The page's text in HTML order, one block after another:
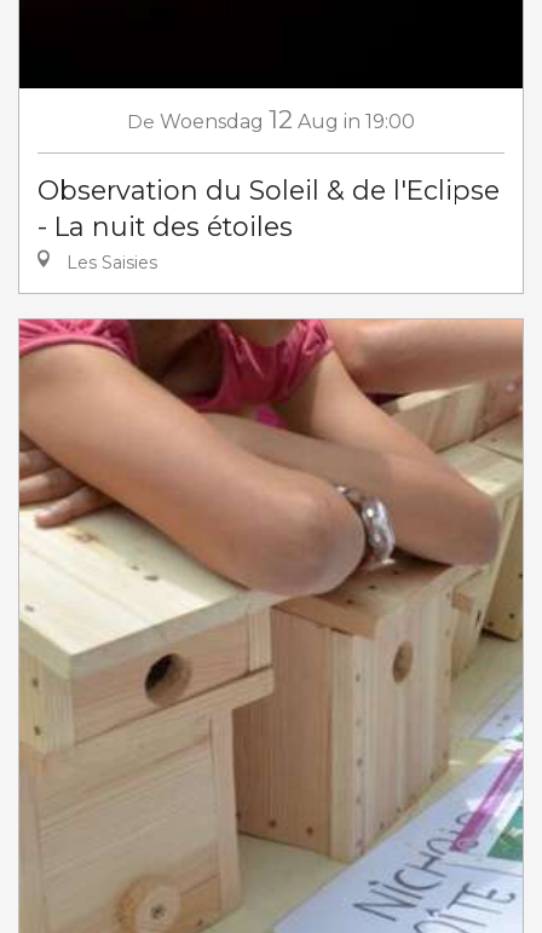
De Woensdag 12 Aug in 19:00
Observation du Soleil & de l'Eclipse
- La nuit des étoiles
Les Saisies